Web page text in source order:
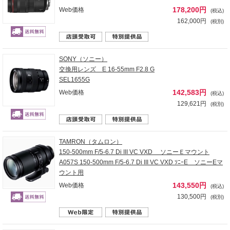
Web価格
178,200円 (税込)
162,000円 (税別)
SONY（ソニー）
交換用レンズ E 16-55mm F2.8 G
SEL1655G
Web価格
142,583円 (税込)
129,621円 (税別)
TAMRON（タムロン）
150-500mm F/5-6.7 Di III VC VXD ソニーＥマウント
A057S 150-500mm F/5-6.7 Di III VC VXD ｿﾆｰE ソニーEマ
ウント用
Web価格
143,550円 (税込)
130,500円 (税別)